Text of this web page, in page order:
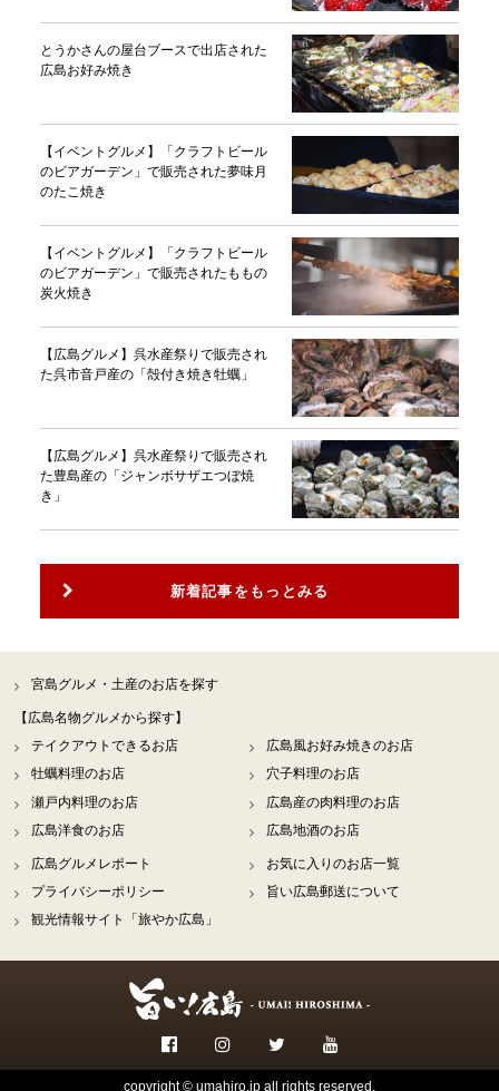
とうかさんの屋台ブースで出店された
広島お好み焼き
【イベントグルメ】「クラフトビール
のビアガーデン」で販売された夢味月
のたこ焼き
【イベントグルメ】「クラフトビール
のビアガーデン」で販売されたももの
炭火焼き
【広島グルメ】呉水産祭りで販売され
た呉市音戸産の「殻付き焼き牡蠣」
【広島グルメ】呉水産祭りで販売され
た豊島産の「ジャンボサザエつぼ焼
き」
新着記事をもっとみる
宮島グルメ・土産のお店を探す
【広島名物グルメから探す】
テイクアウトできるお店
広島風お好み焼きのお店
牡蠣料理のお店
穴子料理のお店
瀬戸内料理のお店
広島産の肉料理のお店
広島洋食のお店
広島地酒のお店
広島グルメレポート
お気に入りのお店一覧
プライバシーポリシー
旨い広島郵送について
観光情報サイト「旅やか広島」
copyright © umahiro.jp all rights reserved.